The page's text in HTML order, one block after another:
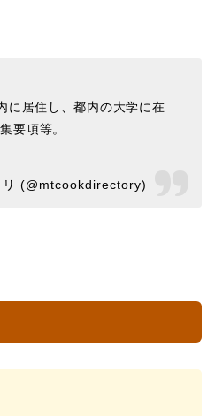
に居住し、都内の大学に在
要項等。
(@mtcookdirectory)